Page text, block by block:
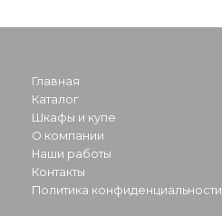
Главная
Каталог
Шкафы и купе
О компании
Наши работы
Контакты
Политика конфиденциальности